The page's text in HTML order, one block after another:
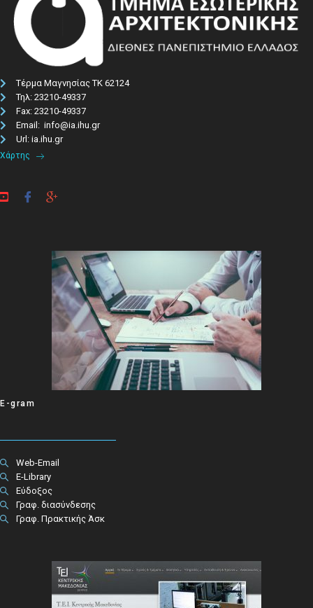
Τέρμα Μαγνησίας ΤΚ 62124
Τηλ: 23210-49337​
Fax: 23210-49337
Email: info@ia.ihu.gr
Url: ia.ihu.gr
Χάρτης
E-gram
Web-Email
E-Library
Εύδοξος
Γραφ. διασύνδεσης
Γραφ. Πρακτικής Άσκ